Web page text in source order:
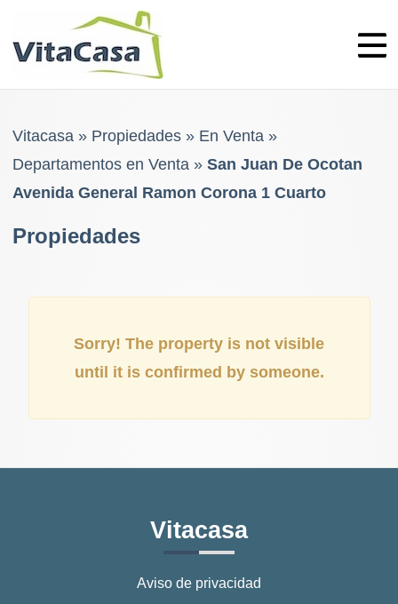
Vitacasa» Propiedades» En Venta»
Departamentos en Venta» San Juan De Ocotan
Avenida General Ramon Corona 1 Cuarto
Propiedades
Sorry! The property is not visible
until it is confirmed by someone.
Vitacasa
Aviso de privacidad